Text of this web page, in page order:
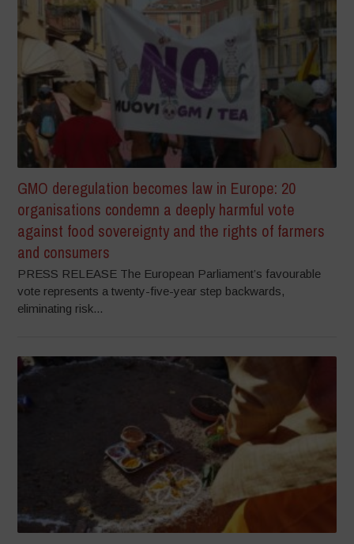
GMO deregulation becomes law in Europe: 20
organisations condemn a deeply harmful vote
against food sovereignty and the rights of farmers
and consumers
PRESS RELEASE The European Parliament’s favourable
vote represents a twenty-five-year step backwards,
eliminating risk...